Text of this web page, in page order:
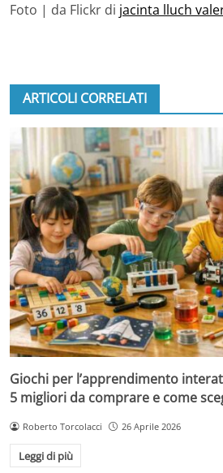
Foto | da Flickr di jacinta lluch
ARTICOLI CORRELATI
Giochi per l’apprendimento
5 migliori da comprare e come
Roberto Torcolacci 26 Aprile 2026
Leggi di più